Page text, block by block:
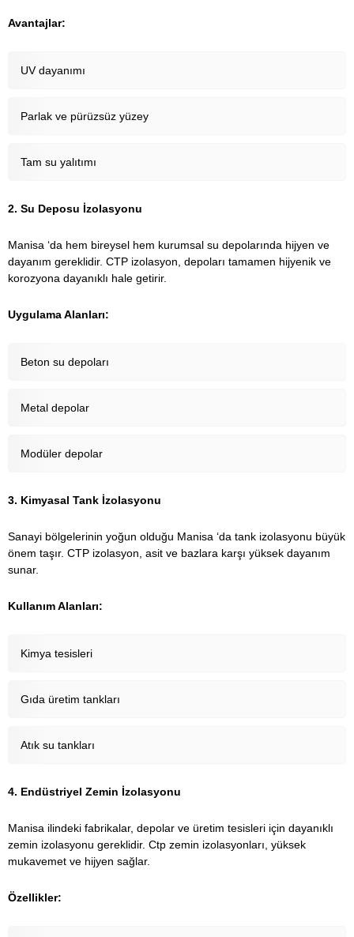
Avantajlar:
UV dayanımı
Parlak ve pürüzsüz yüzey
Tam su yalıtımı
2. Su Deposu İzolasyonu
Manisa ‘da hem bireysel hem kurumsal su depolarında hijyen ve
dayanım gereklidir. CTP izolasyon, depoları tamamen hijyenik ve
korozyona dayanıklı hale getirir.
Uygulama Alanları:
Beton su depoları
Metal depolar
Modüler depolar
3. Kimyasal Tank İzolasyonu
Sanayi bölgelerinin yoğun olduğu Manisa ‘da tank izolasyonu büyük
önem taşır. CTP izolasyon, asit ve bazlara karşı yüksek dayanım
sunar.
Kullanım Alanları:
Kimya tesisleri
Gıda üretim tankları
Atık su tankları
4. Endüstriyel Zemin İzolasyonu
Manisa ilindeki fabrikalar, depolar ve üretim tesisleri için dayanıklı
zemin izolasyonu gereklidir. Ctp zemin izolasyonları, yüksek
mukavemet ve hijyen sağlar.
Özellikler: